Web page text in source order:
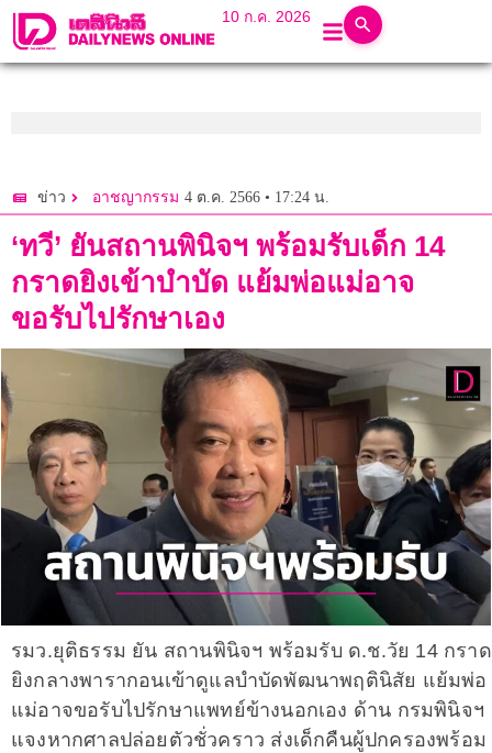
10 ก.ค. 2026
ข่าว อาชญากรรม 4 ต.ค. 2566 • 17:24 น.
‘ทวี’ ยันสถานพินิจฯ พร้อมรับเด็ก 14
กราดยิงเข้าบำบัด แย้มพ่อแม่อาจ
ขอรับไปรักษาเอง
รมว.ยุติธรรม ยัน สถานพินิจฯ พร้อมรับ ด.ช.วัย 14 กราด
ยิงกลางพารากอนเข้าดูแลบำบัดพัฒนาพฤตินิสัย แย้มพ่อ
แม่อาจขอรับไปรักษาแพทย์ข้างนอกเอง ด้าน กรมพินิจฯ
แจงหากศาลปล่อยตัวชั่วคราว ส่งเด็กคืนผู้ปกครองพร้อม